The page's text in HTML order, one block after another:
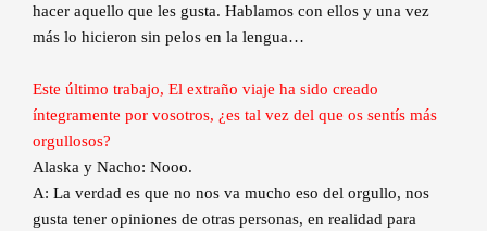
hacer aquello que les gusta. Hablamos con ellos y una vez
más lo hicieron sin pelos en la lengua…
Este último trabajo, El extraño viaje ha sido creado
íntegramente por vosotros, ¿es tal vez del que os sentís más
orgullosos?
Alaska y Nacho: Nooo.
A: La verdad es que no nos va mucho eso del orgullo, nos
gusta tener opiniones de otras personas, en realidad para